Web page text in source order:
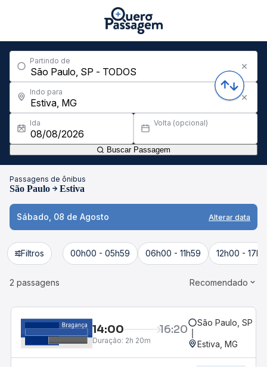
Partindo de
Indo para
Ida Volta (opcional)
Buscar Passagem
Passagens de ônibus
São Paulo Estiva
Sábado, 08 de Agosto Alterar data
Filtros 00h00 - 05h59 06h00 - 11h59 12h00 -
2 passagens Recomendado
14:00 16:20
Duração: 2h 20m
São Paulo, SP -
Estiva, MG